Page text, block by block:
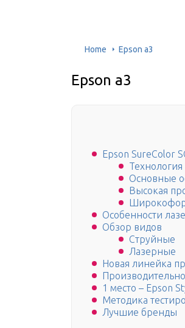
Home Epson a3
Epson a3
Epson SureColor
Технология
Основные
Высокая
Особенности
Обзор видов
Струйные
Лазерные
Новая линейка
1 место – Epson
Методика
Лучшие бренды